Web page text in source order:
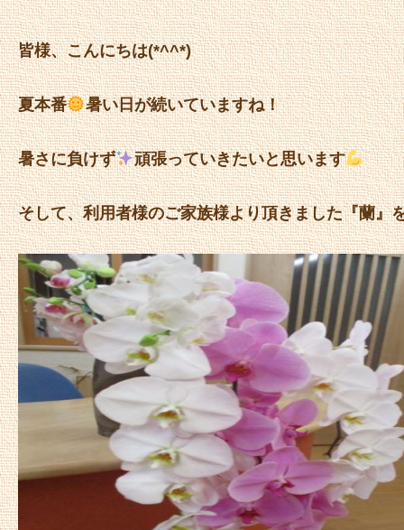
皆様、こんにちは(*^^*)
夏本番 暑い日が続いていますね！
暑さに負けず 頑張っていきたいと思います
そして、利用者様のご家族様より頂きました『蘭』